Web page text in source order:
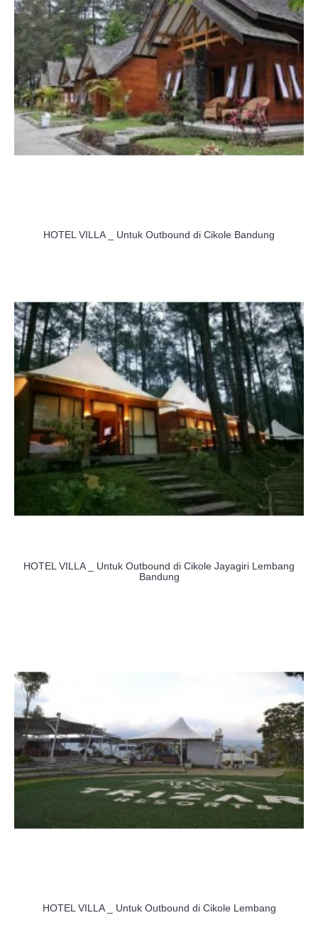
HOTEL VILLA _ Untuk Outbound di Cikole Bandung
HOTEL VILLA _ Untuk Outbound di Cikole Jayagiri Lembang
Bandung
HOTEL VILLA _ Untuk Outbound di Cikole Lembang